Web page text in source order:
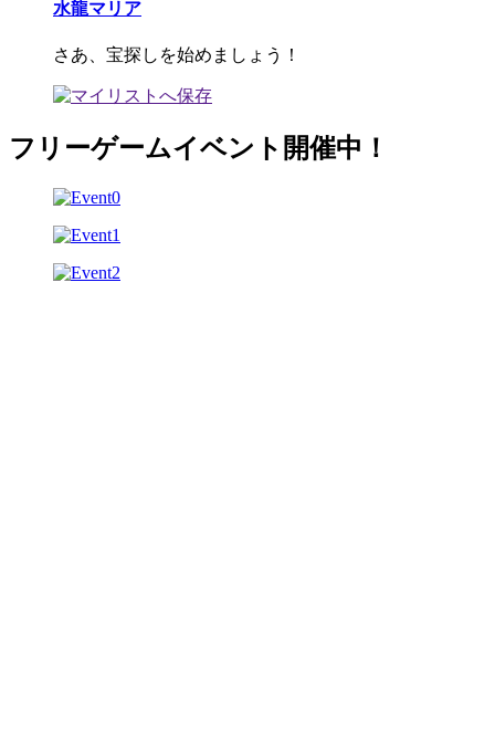
水龍マリア
さあ、宝探しを始めましょう！
フリーゲームイベント開催中！